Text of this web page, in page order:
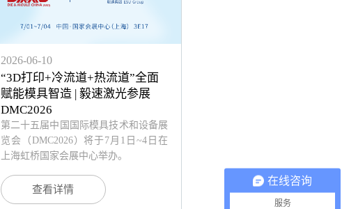
2026-06-10
“3D打印+冷流道+热流道”全面
赋能模具智造 | 毅速激光参展
DMC2026
第二十五届中国国际模具技术和设备展
览会（DMC2026）将于7月1日~4日在
上海虹桥国家会展中心举办。
查看详情
在线咨询
服务